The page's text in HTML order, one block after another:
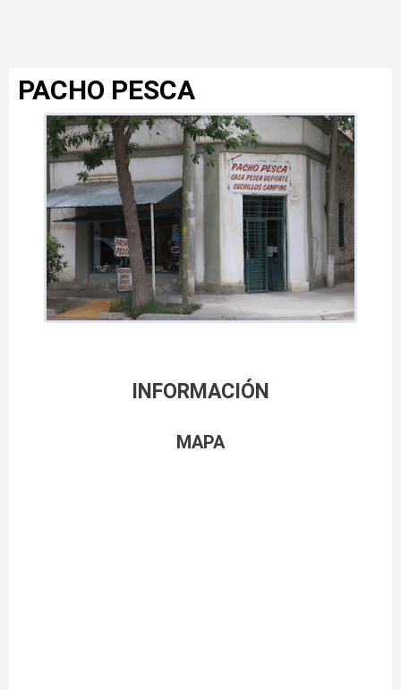
PACHO PESCA
INFORMACIÓN
MAPA